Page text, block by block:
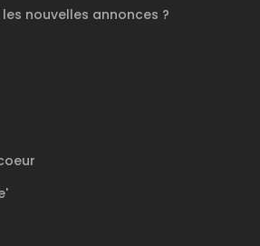
nouvelles annonces ?